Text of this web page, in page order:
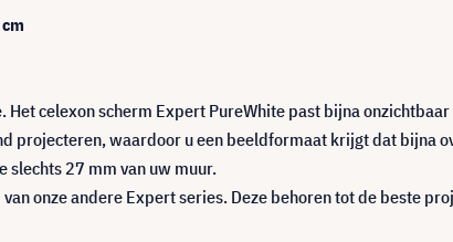
celexon scherm Expert PureWhite past bijna
projecteren, waardoor u een beeldformaat krijgt dat bijna
slechts 27 mm van uw muur.
onze andere Expert series. Deze behoren tot de beste